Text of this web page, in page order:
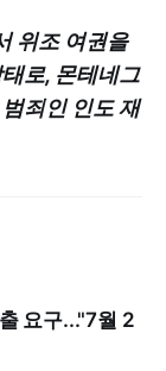
위조 여권을
로, 몬테네그
죄인 인도 재
요구..."7월 2